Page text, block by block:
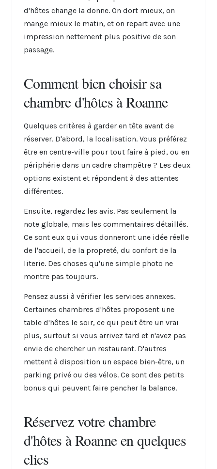
d'hôtes change la donne. On dort mieux, on
mange mieux le matin, et on repart avec une
impression nettement plus positive de son
passage.
Comment bien choisir sa
chambre d'hôtes à Roanne
Quelques critères à garder en tête avant de
réserver. D'abord, la localisation. Vous préférez
être en centre-ville pour tout faire à pied, ou en
périphérie dans un cadre champêtre ? Les deux
options existent et répondent à des attentes
différentes.
Ensuite, regardez les avis. Pas seulement la
note globale, mais les commentaires détaillés.
Ce sont eux qui vous donneront une idée réelle
de l'accueil, de la propreté, du confort de la
literie. Des choses qu'une simple photo ne
montre pas toujours.
Pensez aussi à vérifier les services annexes.
Certaines chambres d'hôtes proposent une
table d'hôtes le soir, ce qui peut être un vrai
plus, surtout si vous arrivez tard et n'avez pas
envie de chercher un restaurant. D'autres
mettent à disposition un espace bien-être, un
parking privé ou des vélos. Ce sont des petits
bonus qui peuvent faire pencher la balance.
Réservez votre chambre
d'hôtes à Roanne en quelques
clics